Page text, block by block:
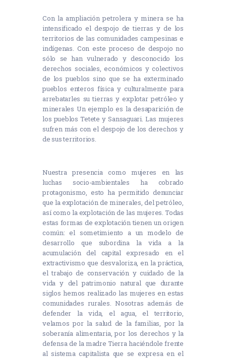
Con la ampliación petrolera y minera se ha
intensificado el despojo de tierras y de los
territorios de las comunidades campesinas e
indígenas. Con este proceso de despojo no
sólo se han vulnerado y desconocido los
derechos sociales, económicos y colectivos
de los pueblos sino que se ha exterminado
pueblos enteros física y culturalmente para
arrebatarles su tierras y explotar petróleo y
minerales Un ejemplo es la desaparición de
los pueblos Tetete y Sansaguari. Las mujeres
sufren más con el despojo de los derechos y
de sus territorios.
Nuestra presencia como mujeres en las
luchas socio-ambientales ha cobrado
protagonismo, esto ha permitido denunciar
que la explotación de minerales, del petróleo,
así como la explotación de las mujeres. Todas
estas formas de explotación tienen un origen
común: el sometimiento a un modelo de
desarrollo que subordina la vida a la
acumulación del capital expresado en el
extractivismo que desvaloriza, en la práctica,
el trabajo de conservación y cuidado de la
vida y del patrimonio natural que durante
siglos hemos realizado las mujeres en estas
comunidades rurales. Nosotras además de
defender la vida, el agua, el territorio,
velamos por la salud de la familias, por la
soberanía alimentaria, por los derechos y la
defensa de la madre Tierra haciéndole frente
al sistema capitalista que se expresa en el